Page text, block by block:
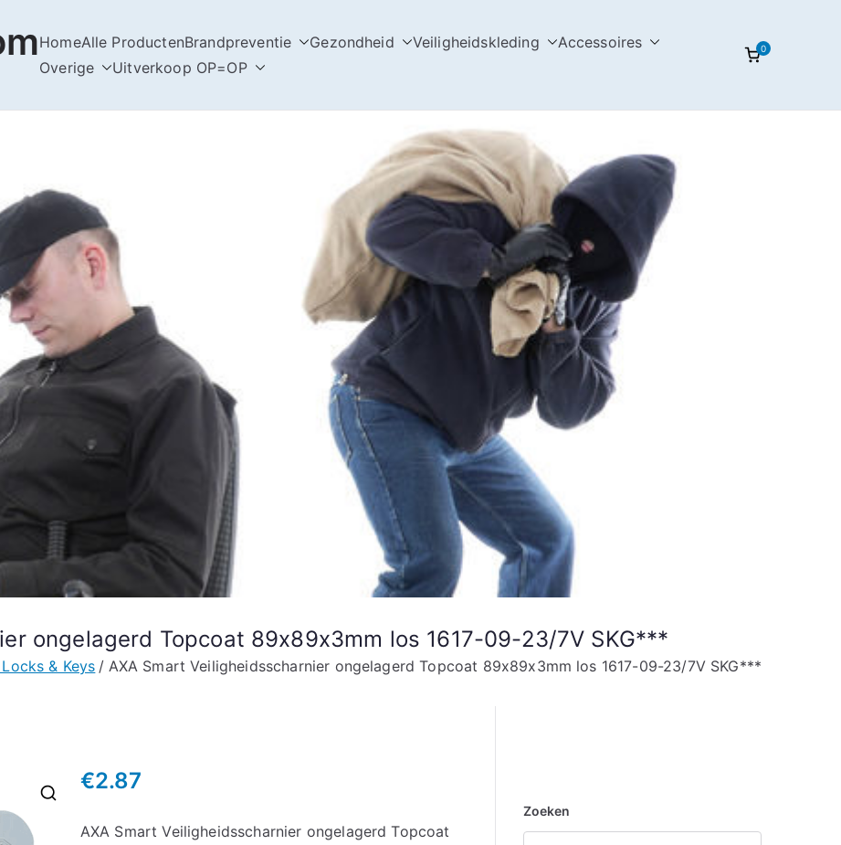
HomeAlle ProductenBrandpreventie Gezondheid Veiligheidskleding
Accessoires
Overige
Uitverkoop OP=OP
0
ongelagerd Topcoat 89x89x3mm los 1617-09-23/7V SKG***
& Keys AXA Smart Veiligheidsscharnier ongelagerd Topcoat 89x89x3mm los 1617-09-23/7V SKG***
€2.87
AXA Smart Veiligheidsscharnier ongelagerd Topcoat
Zoeken